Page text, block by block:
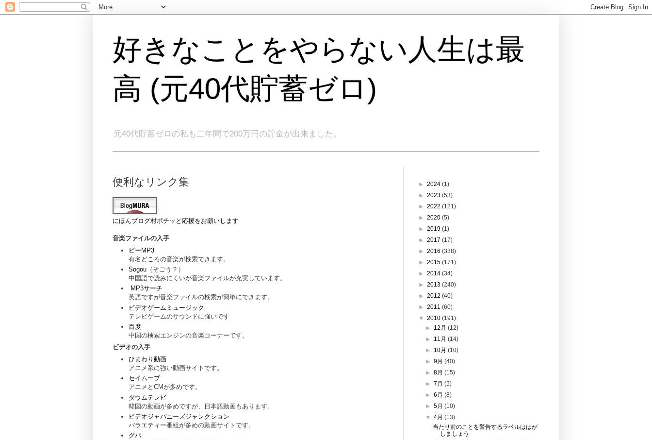
好きなことをやらない人生は最
高 (元40代貯蓄ゼロ)
元40代貯蓄ゼロの私も二年間で200万円の貯金が出来ました。
便利なリンク集
にほんブログ村ポチッと応援をお願いします
音楽ファイルの入手
ビーMP3
有名どころの音楽が検索できます。
Sogou （そごう？）
中国語で読みにくいが音楽ファイルが充実しています。
MP3サーチ
英語ですが音楽ファイルの検索が簡単にできます。
ビデオゲームミュージック
テレビゲームのサウンドに強いです
百度
中国の検索エンジンの音楽コーナーです。
ビデオの入手
ひまわり動画
アニメ系に強い動画サイトです。
セイムーブ
アニメとCMが多めです。
ダウムテレビ
韓国の動画が多めですが、日本語動画もあります。
ビデオジャパニーズジャンクション
バラエティー番組が多めの動画サイトです。
グバ
► 2024 (1)
► 2023 (53)
► 2022 (121)
► 2020 (5)
► 2019 (1)
► 2017 (17)
► 2016 (338)
► 2015 (171)
► 2014 (34)
► 2013 (240)
► 2012 (40)
► 2011 (60)
▼ 2010 (191)
► 12月(12)
► 11月(14)
► 10月(10)
►9月(40)
►8月(15)
►7月(5)
►6月(8)
►5月(10)
▼4月(13)
当たり前のことを警告するラベルははが
しましょう